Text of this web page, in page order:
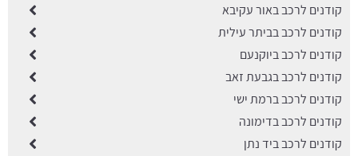
קודנים לרכב באור עקיבא
קודנים לרכב בביתר עילית
קודנים לרכב ביוקנעם
קודנים לרכב בגבעת זאב
קודנים לרכב ברמת ישי
קודנים לרכב בדימונה
קודנים לרכב ביד נתן